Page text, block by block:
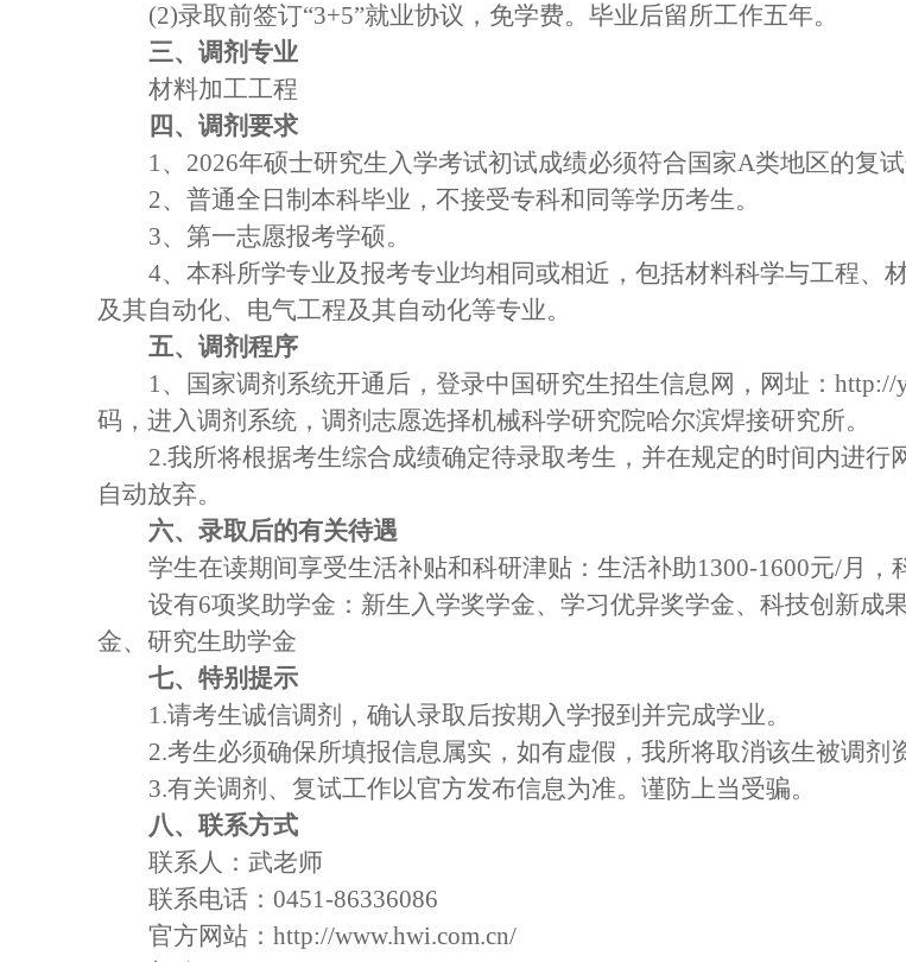
(2)录取前签订“3+5”就业协议，免学费。毕业后留所工作五年。
三、调剂专业
材料加工工程
四、 调剂要求
1、2026年硕士研究生入学考试初试成绩必须符合国家A类地区的复试
2、普通全日制本科毕业，不接受专科和同等学历考生。
3、第一志愿报考学硕。
4、 本科所学专业及报考专业均相同或相近，包括材料科学与工程、
及其自动化、电气工程及其自动化等专业。
五、调剂程序
1、国家调剂系统开通后，登录中国研究生招生信息网，网址： http://
码，进入调剂系统，调剂志愿选择机械科学研究院哈尔滨焊接研究所。
2.我所将根据考生综合成绩确定待录取考生，并在规定的时间内进
自动放弃。
六、录取后的有关待遇
学生在读期间享受生活补贴和科研津贴：生活补助1300-1600元/月，
设有6项奖助学金：新生入学奖学金、学习优异奖学金、 科技创新成
金、 研究生助学金
七、特别提示
1.请考生诚信调剂，确认录取后按期入学报到并完成学业。
2.考生必须确保所填报信息属实，如有虚假，我所将取消该生被调剂
3.有关调剂、复试工作以官方发布信息为准。谨防上当受骗。
八、联系方式
联系人：武老师
联系电话： 0451-86336086
官方网站： http://www.hwi.com.cn/